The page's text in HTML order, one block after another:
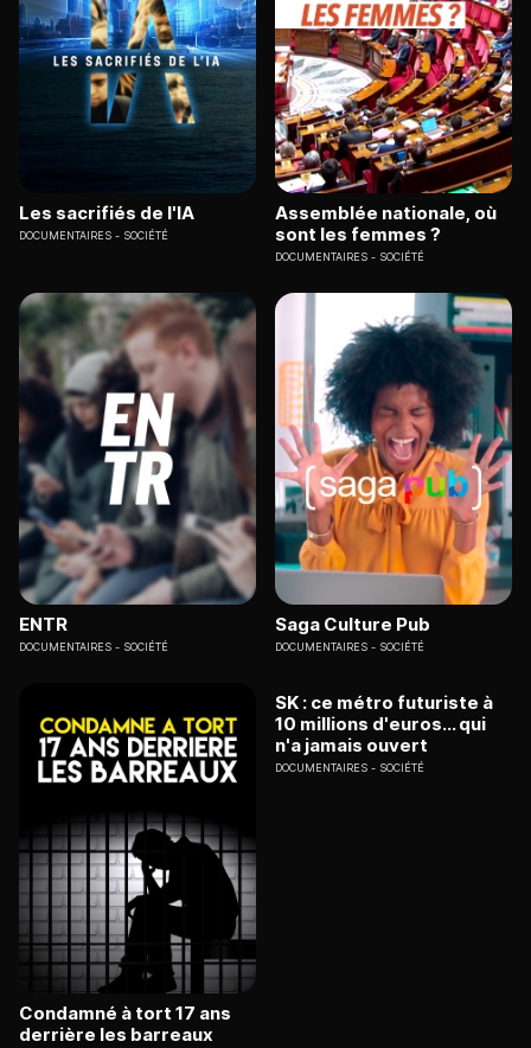
Les sacrifiés de l'IA
DOCUMENTAIRES SOCIÉTÉ
Assemblée nationale, où
sont les femmes ?
DOCUMENTAIRES SOCIÉTÉ
ENTR
DOCUMENTAIRES SOCIÉTÉ
Saga Culture Pub
DOCUMENTAIRES SOCIÉTÉ
Condamné à tort 17 ans
derrière les barreaux
SK : ce métro futuriste à
10 millions d'euros... qui
n'a jamais ouvert
DOCUMENTAIRES SOCIÉTÉ